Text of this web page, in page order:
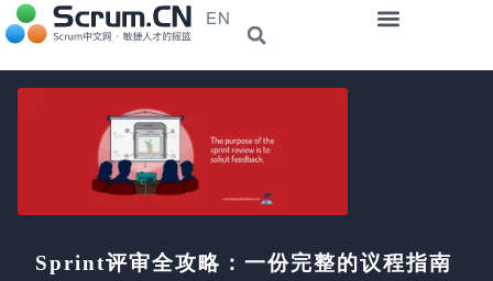
EN
Sprint评审全攻略：一份完整的议程指南